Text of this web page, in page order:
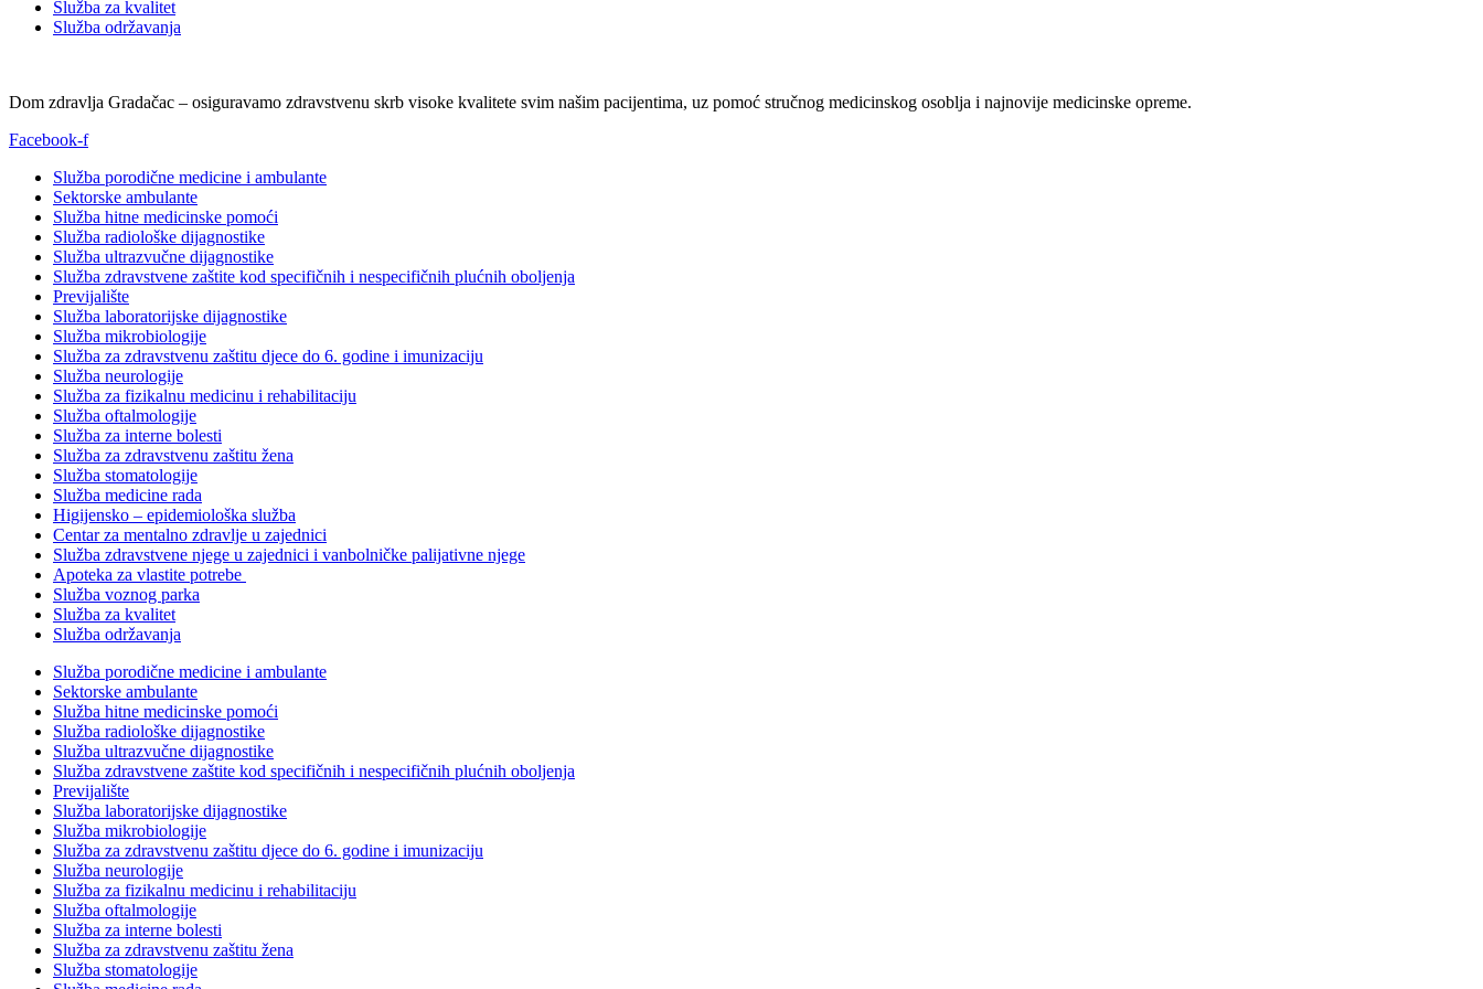
Služba za kvalitet
Služba održavanja
Dom zdravlja Gradačac – osiguravamo zdravstvenu skrb visoke kvalitete svim našim pacijentima, uz pomoć stručnog medicinskog osoblja i najnovije medicinske opreme.
Facebook-f
Služba porodične medicine i ambulante
Sektorske ambulante
Služba hitne medicinske pomoći
Služba radiološke dijagnostike
Služba ultrazvučne dijagnostike
Služba zdravstvene zaštite kod specifičnih i nespecifičnih plućnih oboljenja
Previjalište
Služba laboratorijske dijagnostike
Služba mikrobiologije
Služba za zdravstvenu zaštitu djece do 6. godine i imunizaciju
Služba neurologije
Služba za fizikalnu medicinu i rehabilitaciju
Služba oftalmologije
Služba za interne bolesti
Služba za zdravstvenu zaštitu žena
Služba stomatologije
Služba medicine rada
Higijensko – epidemiološka služba
Centar za mentalno zdravlje u zajednici
Služba zdravstvene njege u zajednici i vanbolničke palijativne njege
Apoteka za vlastite potrebe
Služba voznog parka
Služba za kvalitet
Služba održavanja
Služba porodične medicine i ambulante
Sektorske ambulante
Služba hitne medicinske pomoći
Služba radiološke dijagnostike
Služba ultrazvučne dijagnostike
Služba zdravstvene zaštite kod specifičnih i nespecifičnih plućnih oboljenja
Previjalište
Služba laboratorijske dijagnostike
Služba mikrobiologije
Služba za zdravstvenu zaštitu djece do 6. godine i imunizaciju
Služba neurologije
Služba za fizikalnu medicinu i rehabilitaciju
Služba oftalmologije
Služba za interne bolesti
Služba za zdravstvenu zaštitu žena
Služba stomatologije